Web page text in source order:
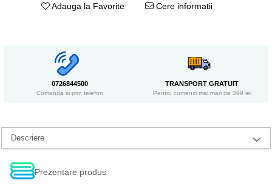
Adauga la Favorite Cere informatii
0726844500
Comanda si prin telefon
TRANSPORT GRATUIT
Pentru comenzi mai mari de 399 lei
Descriere
Prezentare produs